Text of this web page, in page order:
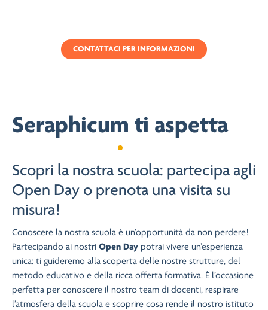
CONTATTACI PER INFORMAZIONI
Seraphicum ti aspetta
Scopri la nostra scuola: partecipa agli
Open Day o prenota una visita su
misura!
Conoscere la nostra scuola è un’opportunità da non perdere!
Partecipando ai nostri Open Day potrai vivere un’esperienza
unica: ti guideremo alla scoperta delle nostre strutture, del
metodo educativo e della ricca offerta formativa. È l’occasione
perfetta per conoscere il nostro team di docenti, respirare
l’atmosfera della scuola e scoprire cosa rende il nostro istituto